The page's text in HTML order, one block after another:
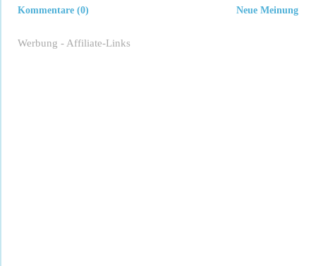
Neue Meinung
Kommentare (0)
Werbung - Affiliate-Links